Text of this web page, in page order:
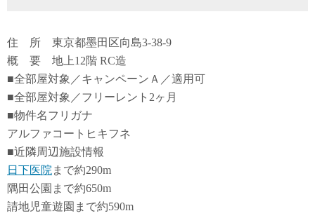
住 所 東京都墨田区向島3-38-9
概 要 地上12階 RC造
■全部屋対象／キャンペーンＡ／適用可
■全部屋対象／フリーレント2ヶ月
■物件名フリガナ
アルファコートヒキフネ
■近隣周辺施設情報
日下医院 まで約290m
隅田公園まで約650m
請地児童遊園まで約590m